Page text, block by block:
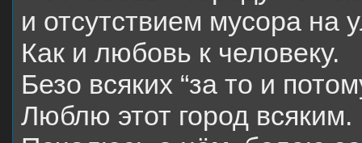
и отсутствием мусора на
Как и любовь к человеку.
Безо всяких “за то и
Люблю этот город всяким.